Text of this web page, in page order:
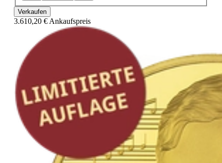
Verkaufen
3.610,20 € Ankaufspreis